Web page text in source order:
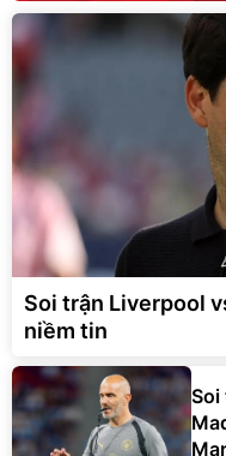
Soi trận Liverpool
niềm tin
Soi